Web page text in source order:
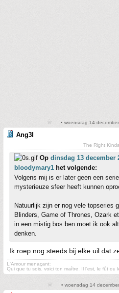
• woensdag 14
Ang3l
The Right
Op dinsdag 13 december
bloodymary1 het volgende:
Volgens mij is er later geen een
mysterieuze sfeer heeft kunnen
Natuurlijk zijn er nog vele topseries
Blinders, Game of Thrones, Ozark
in een mistig bos ben moet ik ook
denken.
Ik roep nog steeds bij elke uil dat
L'Amour menaçant:
Qui que tu sois, voici ton maître. Il l'est, le fût ou
• woensdag 14